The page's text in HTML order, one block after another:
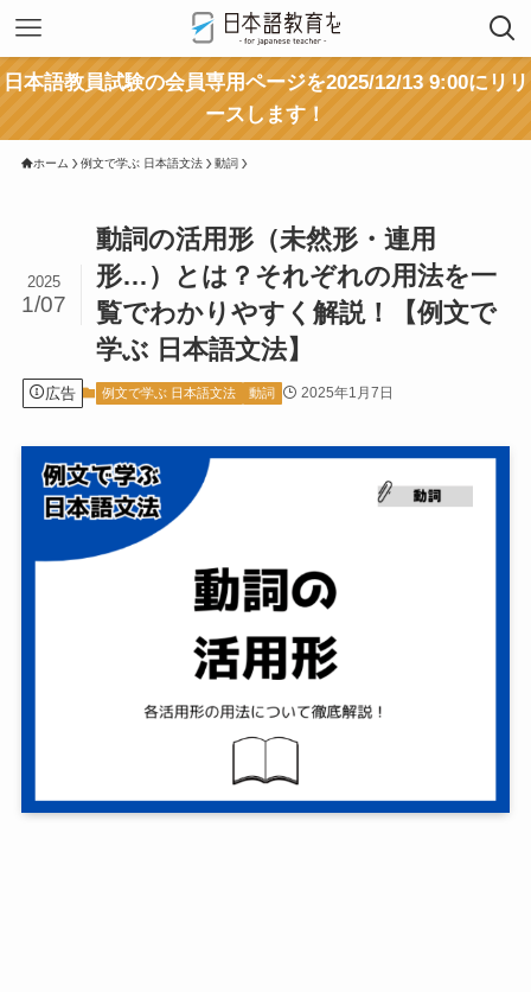
日本語教員試験の会員専用ページを2025/12/13 9:00にリリ
ースします！
ホーム 例文で学ぶ 日本語文法 動詞
動詞の活用形（未然形・連用
形…）とは？それぞれの用法を一
覧でわかりやすく解説！【例文で
学ぶ 日本語文法】
2025
1/07
広告 例文で学ぶ 日本語文法 動詞 2025年1月7日